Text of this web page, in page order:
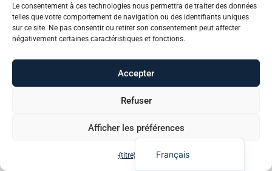
Le consentement à ces technologies nous permettra de traiter des données
telles que votre comportement de navigation ou des identifiants uniques
sur ce site. Ne pas consentir ou retirer son consentement peut affecter
négativement certaines caractéristiques et fonctions.
Accepter
Refuser
Afficher les préférences
{titre}
Télécharger la liste de prix en pdf (ENG)
Trouver plus
Français
Italiano
Hrvatski
Slovenščina